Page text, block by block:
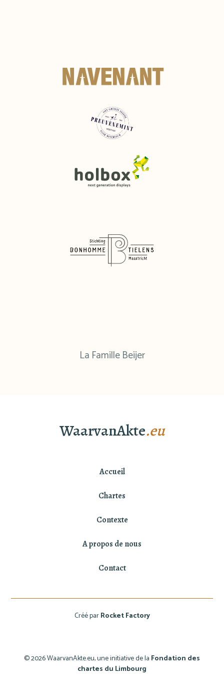
La Famille Beijer
WaarvanAkte.eu
Accueil
Chartes
Contexte
A propos de nous
Contact
© 2026 WaarvanAkte.eu, une initiative de la Fondation des
chartes du Limbourg
Créé parRocket Factory